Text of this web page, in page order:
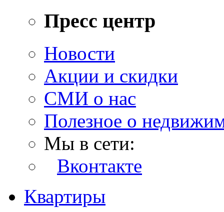
Пресс центр
Новости
Акции и скидки
СМИ о нас
Полезное о
Мы в сети:
Вконтакте
Квартиры